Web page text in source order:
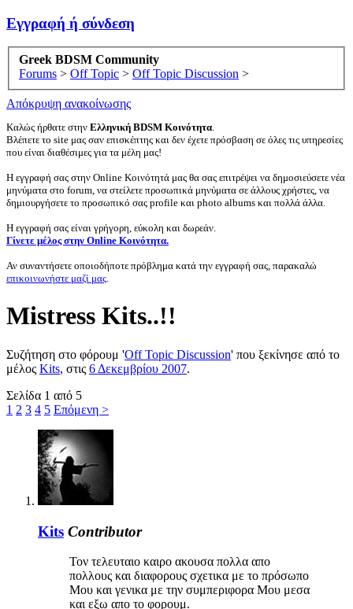
Εγγραφή ή σύνδεση
Greek BDSM Community
Forums > Off Topic > Off Topic Discussion >
Απόκρυψη ανακοίνωσης
Καλώς ήρθατε στην Ελληνική BDSM Κοινότητα.
Βλέπετε το site μας σαν επισκέπτης και δεν έχετε πρόσβαση σε όλες τις υπηρεσίες
που είναι διαθέσιμες για τα μέλη μας!
Η εγγραφή σας στην Online Κοινότητά μας θα σας επιτρέψει να δημοσιεύσετε νέα
μηνύματα στο forum, να στείλετε προσωπικά μηνύματα σε άλλους χρήστες, να
δημιουργήσετε το προσωπικό σας profile και photo albums και πολλά άλλα.
Η εγγραφή σας είναι γρήγορη, εύκολη και δωρεάν.
Γίνετε μέλος στην Online Κοινότητα.
Αν συναντήσετε οποιοδήποτε πρόβλημα κατά την εγγραφή σας, παρακαλώ
επικοινωνήστε μαζί μας.
Mistress Kits..!!
Συζήτηση στο φόρουμ 'Off Topic Discussion' που ξεκίνησε από το
μέλος Kits, στις 6 Δεκεμβρίου 2007.
Σελίδα 1 από 5
1 2 3 4 5 Επόμενη >
Kits Contributor
Τον τελευταιο καιρο ακουσα πολλα απο
πολλους και διαφορους σχετικα με το πρόσωπο
Μου και γενικα με την συμπεριφορα Μου μεσα
και εξω απο το φορουμ.